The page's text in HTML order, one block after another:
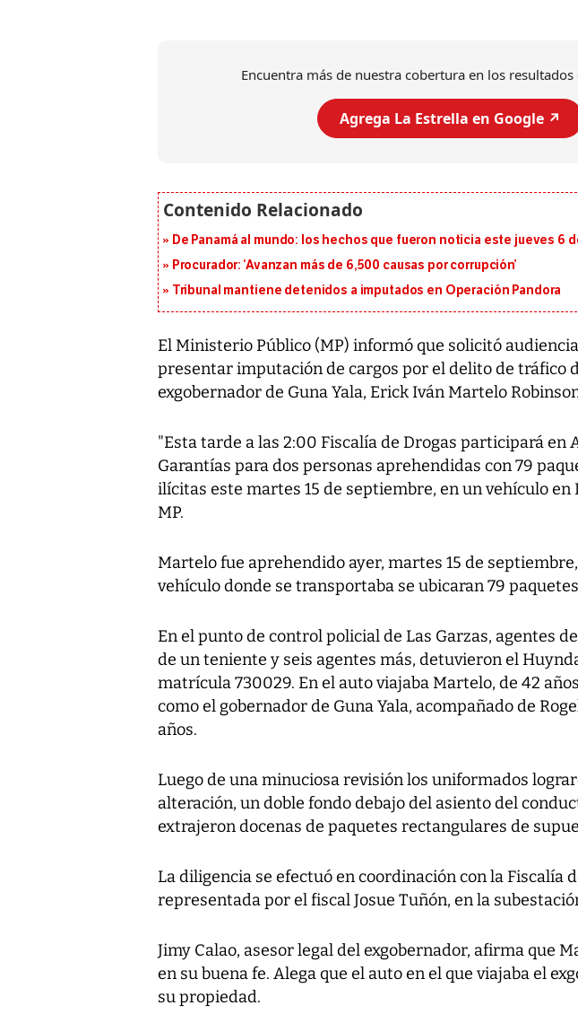
Encuentra más de nuestra cobertura en los resultados
Agrega La Estrella en Google ↗️
De Panamá al mundo: los hechos que fueron noticia este jueves 6
Procurador: ‘Avanzan más de 6,500 causas por corrupción’
Tribunal mantiene detenidos a imputados en Operación Pandora
El Ministerio Público (MP) informó que solicitó
presentar imputación de cargos por el delito de tráfico
exgobernador de Guna Yala, Erick Iván Martelo
"Esta tarde a las 2:00 Fiscalía de Drogas participará en
Garantías para dos personas aprehendidas con 79
ilícitas este martes 15 de septiembre, en un vehículo en
MP.
Martelo fue aprehendido ayer, martes 15 de
vehículo donde se transportaba se ubicaran 79
En el punto de control policial de Las Garzas, agentes
de un teniente y seis agentes más, detuvieron el
matrícula 730029. En el auto viajaba Martelo, de 42
como el gobernador de Guna Yala, acompañado de
años.
Luego de una minuciosa revisión los uniformados
alteración, un doble fondo debajo del asiento del
extrajeron docenas de paquetes rectangulares de
La diligencia se efectuó en coordinación con la Fiscalía
representada por el fiscal Josue Tuñón, en la
Jimy Calao, asesor legal del exgobernador, afirma que
en su buena fe. Alega que el auto en el que viajaba el
su propiedad.
al sur de